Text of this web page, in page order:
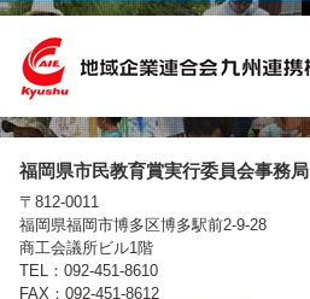
福岡県市民教育賞実行委員会事務局
〒812-0011
福岡県福岡市博多区博多駅前2-9-28
商工会議所ビル1階
TEL：092-451-8610
FAX：092-451-8612